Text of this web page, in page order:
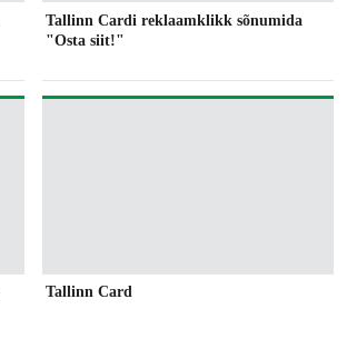
Tallinn Cardi reklaamklikk sõnumida
"Osta siit!"
Tallinn Card